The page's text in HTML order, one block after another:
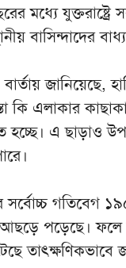
মধ্যে যুক্তরাষ্ট্রে
বাসিন্দাদের
জানিয়েছে,
কি এলাকার
হচ্ছে। এ ছাড়াও
সর্বোচ্চ গতিবেগ
পড়েছে। ফলে
তাৎক্ষণিকভাবে